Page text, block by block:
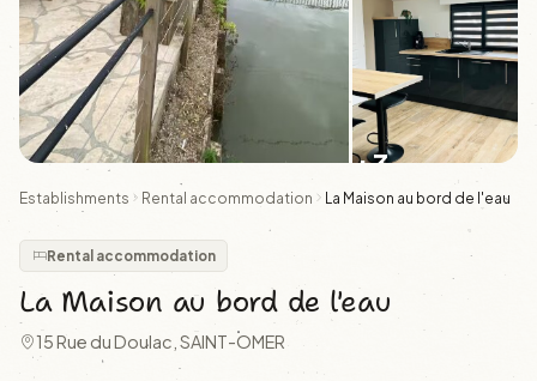
+3
Establishments Rental accommodation La Maison au bord de l'eau
Rental accommodation
La Maison au bord de l'eau
15 Rue du Doulac, SAINT-OMER